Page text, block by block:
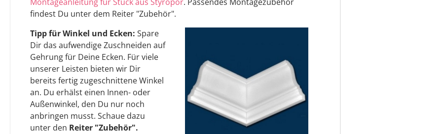
findest Du unter dem Reiter "Zubehör".
Tipp für Winkel und Ecken: Spare
Dir das aufwendige Zuschneiden auf
Gehrung für Deine Ecken. Für viele
unserer Leisten bieten wir Dir
bereits fertig zugeschnittene Winkel
an. Du erhälst einen Innen- oder
Außenwinkel, den Du nur noch
anbringen musst. Schaue dazu
unter den Reiter "Zubehör".